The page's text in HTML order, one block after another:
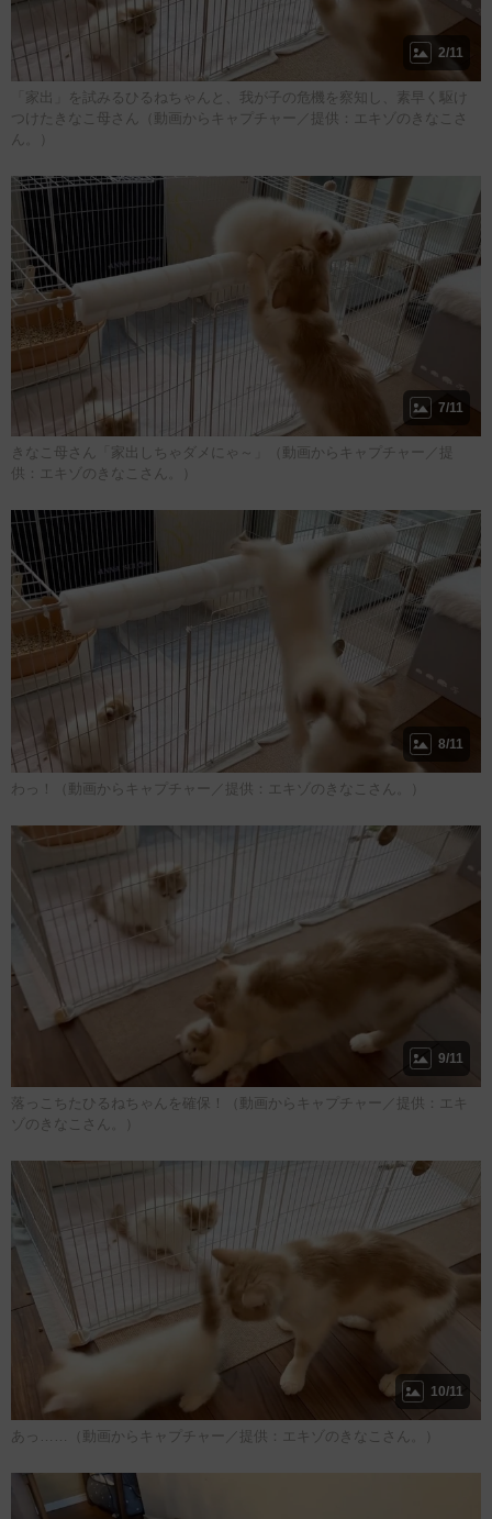
2/11
「家出」を試みるひるねちゃんと、我が子の危機を察知し、素早く駆け
つけたきなこ母さん（動画からキャプチャー／提供：エキゾのきなこさ
ん。）
7/11
きなこ母さん「家出しちゃダメにゃ～」（動画からキャプチャー／提
供：エキゾのきなこさん。）
8/11
わっ！（動画からキャプチャー／提供：エキゾのきなこさん。）
9/11
落っこちたひるねちゃんを確保！（動画からキャプチャー／提供：エキ
ゾのきなこさん。）
10/11
あっ……（動画からキャプチャー／提供：エキゾのきなこさん。）